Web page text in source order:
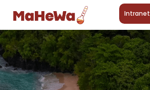
Intranet